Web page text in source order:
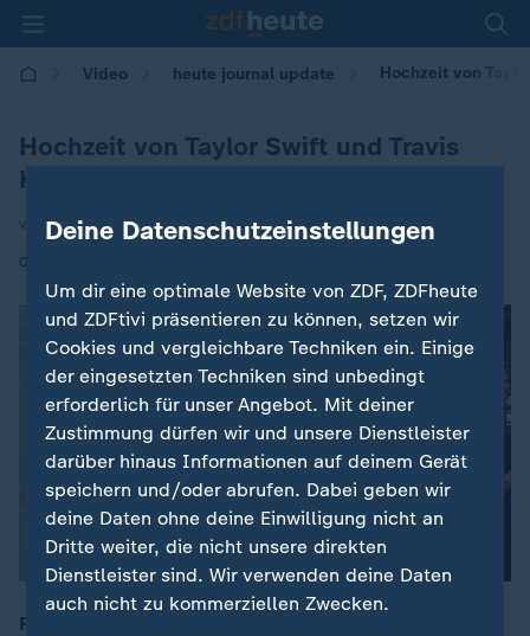
Video heute journal update Hochzeit von
Hochzeit von Taylor Swift und Travis
Kelce
von Armin Coerper
04.07.2026 | 00:00
Popstar Taylor Swift und der Football-Profi wollen sich
Deine Datenschutzeinstellungen
Um dir eine optimale Website von ZDF, ZDFheute
und ZDFtivi präsentieren zu können, setzen wir
Cookies und vergleichbare Techniken ein. Einige
der eingesetzten Techniken sind unbedingt
erforderlich für unser Angebot. Mit deiner
Zustimmung dürfen wir und unsere Dienstleister
darüber hinaus Informationen auf deinem Gerät
speichern und/oder abrufen. Dabei geben wir
deine Daten ohne deine Einwilligung nicht an
Dritte weiter, die nicht unsere direkten
Dienstleister sind. Wir verwenden deine Daten
auch nicht zu kommerziellen Zwecken.